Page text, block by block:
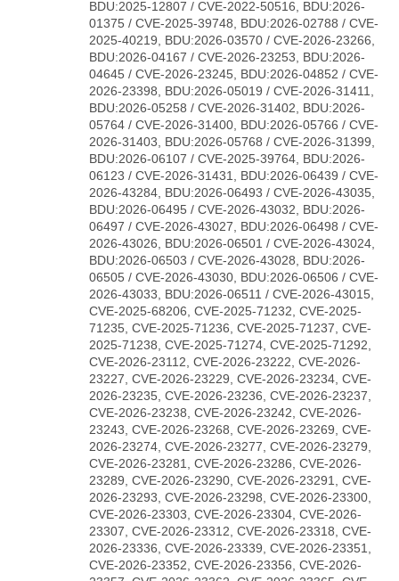
BDU:2025-12807 / CVE-2022-50516, BDU:2026-
01375 / CVE-2025-39748, BDU:2026-02788 / CVE-
2025-40219, BDU:2026-03570 / CVE-2026-23266,
BDU:2026-04167 / CVE-2026-23253, BDU:2026-
04645 / CVE-2026-23245, BDU:2026-04852 / CVE-
2026-23398, BDU:2026-05019 / CVE-2026-31411,
BDU:2026-05258 / CVE-2026-31402, BDU:2026-
05764 / CVE-2026-31400, BDU:2026-05766 / CVE-
2026-31403, BDU:2026-05768 / CVE-2026-31399,
BDU:2026-06107 / CVE-2025-39764, BDU:2026-
06123 / CVE-2026-31431, BDU:2026-06439 / CVE-
2026-43284, BDU:2026-06493 / CVE-2026-43035,
BDU:2026-06495 / CVE-2026-43032, BDU:2026-
06497 / CVE-2026-43027, BDU:2026-06498 / CVE-
2026-43026, BDU:2026-06501 / CVE-2026-43024,
BDU:2026-06503 / CVE-2026-43028, BDU:2026-
06505 / CVE-2026-43030, BDU:2026-06506 / CVE-
2026-43033, BDU:2026-06511 / CVE-2026-43015,
CVE-2025-68206, CVE-2025-71232, CVE-2025-
71235, CVE-2025-71236, CVE-2025-71237, CVE-
2025-71238, CVE-2025-71274, CVE-2025-71292,
CVE-2026-23112, CVE-2026-23222, CVE-2026-
23227, CVE-2026-23229, CVE-2026-23234, CVE-
2026-23235, CVE-2026-23236, CVE-2026-23237,
CVE-2026-23238, CVE-2026-23242, CVE-2026-
23243, CVE-2026-23268, CVE-2026-23269, CVE-
2026-23274, CVE-2026-23277, CVE-2026-23279,
CVE-2026-23281, CVE-2026-23286, CVE-2026-
23289, CVE-2026-23290, CVE-2026-23291, CVE-
2026-23293, CVE-2026-23298, CVE-2026-23300,
CVE-2026-23303, CVE-2026-23304, CVE-2026-
23307, CVE-2026-23312, CVE-2026-23318, CVE-
2026-23336, CVE-2026-23339, CVE-2026-23351,
CVE-2026-23352, CVE-2026-23356, CVE-2026-